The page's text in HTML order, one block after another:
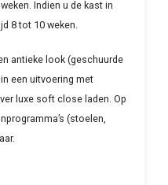
Indien u de kast in
8 tot 10 weken.
antieke look (geschuurde
een uitvoering met
luxe soft close laden. Op
(stoelen,